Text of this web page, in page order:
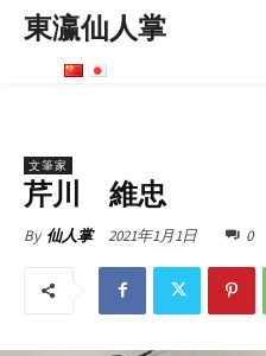
東瀛仙人掌
文筆家
芹川 維忠
By 仙人掌 2021年1月1日 0